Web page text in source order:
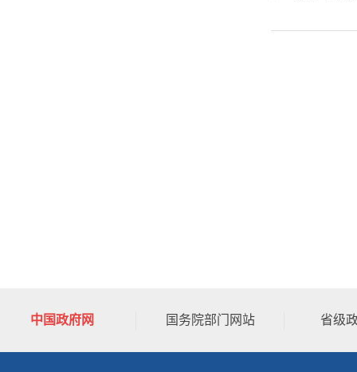
中国政府网 国务院部门网站 省级